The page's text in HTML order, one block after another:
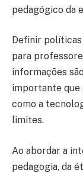
pedagógico da
Definir
para
informações
importante que
como a
limites.
Ao abordar a
pedagogia, da